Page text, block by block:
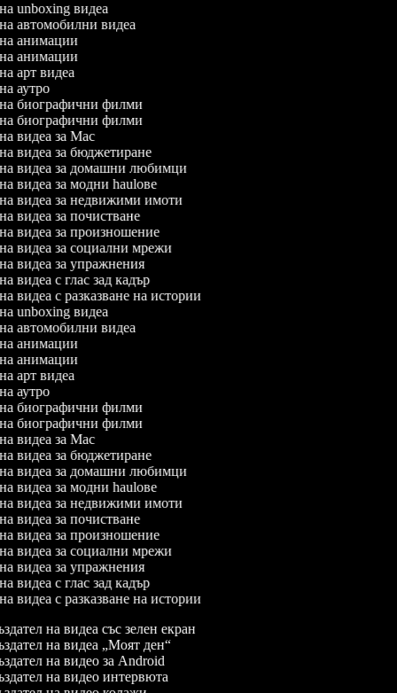
на unboxing видеа
на автомобилни видеа
на анимации
на анимации
арт видеа
аутро
на биографични филми
на биографични филми
видеа за Mac
на видеа за бюджетиране
на видеа за домашни любимци
на видеа за модни haulове
на видеа за недвижими имоти
на видеа за почистване
на видеа за произношение
на видеа за социални мрежи
на видеа за упражнения
видеа с глас зад кадър
на видеа с разказване на истории
на unboxing видеа
на автомобилни видеа
на анимации
на анимации
арт видеа
аутро
на биографични филми
на биографични филми
видеа за Mac
на видеа за бюджетиране
на видеа за домашни любимци
на видеа за модни haulове
на видеа за недвижими имоти
на видеа за почистване
на видеа за произношение
на видеа за социални мрежи
на видеа за упражнения
видеа с глас зад кадър
на видеа с разказване на истории
на видеа със зелен екран
на видеа „Моят ден“
на видео за Android
на видео интервюта